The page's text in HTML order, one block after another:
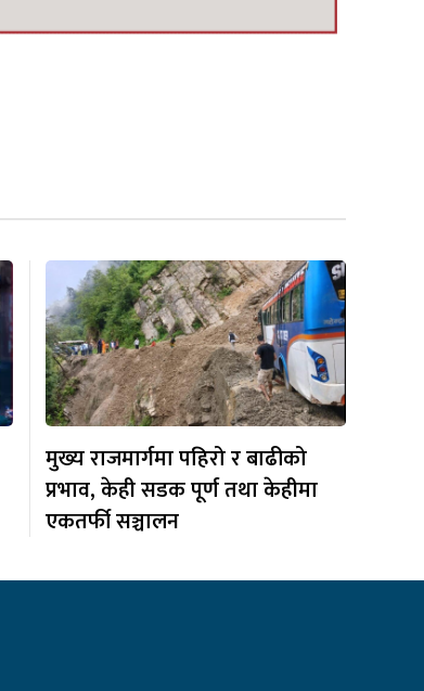
मुख्य राजमार्गमा पहिरो र बाढीको
प्रभाव, केही सडक पूर्ण तथा केहीमा
एकतर्फी सञ्चालन